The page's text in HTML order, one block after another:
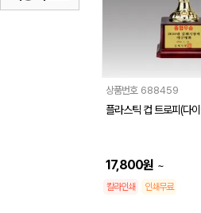
상품번호 688459
플라스틱 컵 트로피(다
17,800원 ~
칼라인쇄 인쇄무료